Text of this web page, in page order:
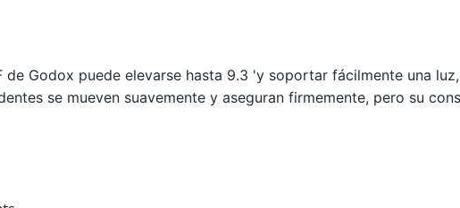
Godox puede elevarse hasta 9.3 'y soportar fácilmente una
se mueven suavemente y aseguran firmemente, pero su